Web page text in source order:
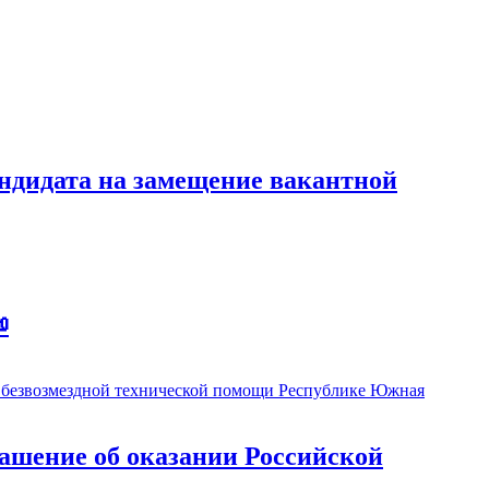
на замещение вакантной
об оказании Российской